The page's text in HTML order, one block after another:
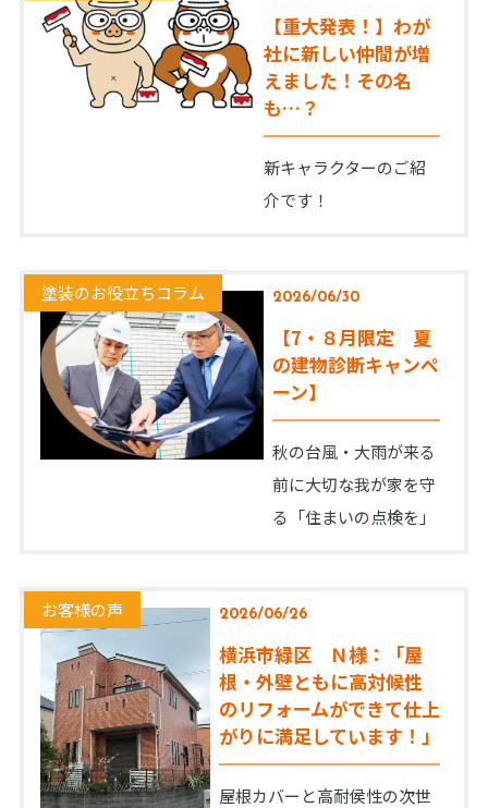
【重大発表！】わが
社に新しい仲間が増
えました！その名
も…？
新キャラクターのご紹
介です！
塗装のお役立ちコラム 2026/06/30
【7・８月限定 夏
の建物診断キャンペ
ーン】
秋の台風・大雨が来る
前に大切な我が家を守
る「住まいの点検を」
お客様の声 2026/06/26
横浜市緑区 Ｎ様：「屋
根・外壁ともに高対候性
のリフォームができて仕上
がりに満足しています！」
屋根カバーと高耐侯性の次世